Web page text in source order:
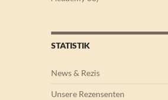
STATISTIK
News & Rezis
Unsere Rezensenten